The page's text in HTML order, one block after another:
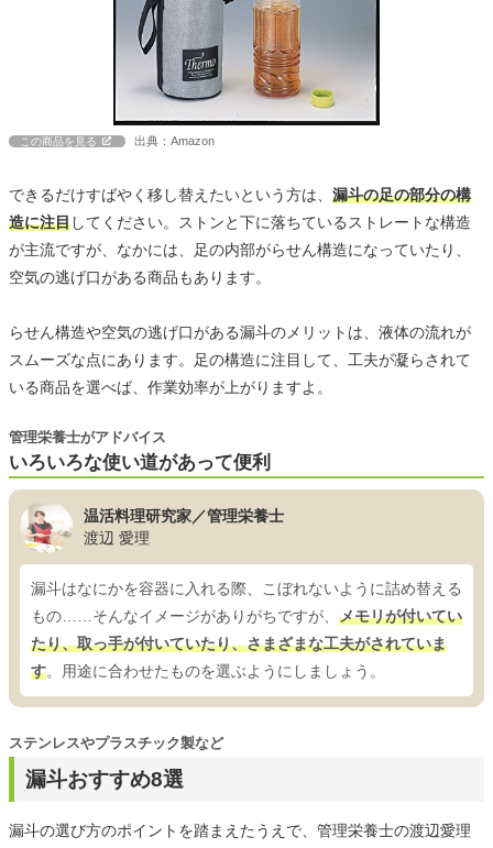
この商品を見る 出典：Amazon
できるだけすばやく移し替えたいという方は、 漏斗の足の部分の構
造に注目してください。ストンと下に落ちているストレートな構造
が主流ですが、なかには、足の内部がらせん構造になっていたり、
空気の逃げ口がある商品もあります。
らせん構造や空気の逃げ口がある漏斗のメリットは、液体の流れが
スムーズな点にあります。足の構造に注目して、工夫が凝らされて
いる商品を選べば、作業効率が上がりますよ。
いろいろな使い道があって便利
管理栄養士がアドバイス
温活料理研究家／管理栄養士
渡辺 愛理
漏斗はなにかを容器に入れる際、こぼれないように詰め替える
もの……そんなイメージがありがちですが、 メモリが付いてい
たり、取っ手が付いていたり、さまざまな工夫がされていま
す。用途に合わせたものを選ぶようにしましょう。
漏斗おすすめ8選
ステンレスやプラスチック製など
漏斗の選び方のポイントを踏まえたうえで、管理栄養士の渡辺愛理